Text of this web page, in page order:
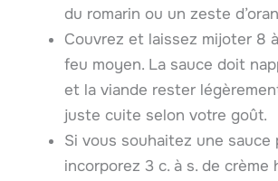
du romarin ou un zeste
Couvrez et laissez mijoter 8
feu moyen. La sauce doit
et la viande rester
juste cuite selon votre goût.
Si vous souhaitez une sauce
incorporez 3 c. à s. de crème